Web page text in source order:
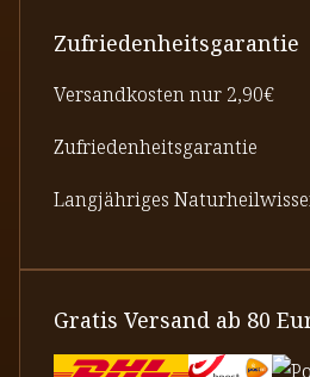
Zufriedenheitsgarantie
Versandkosten nur 2,90€
Zufriedenheitsgarantie
Langjähriges
Gratis Versand ab 80